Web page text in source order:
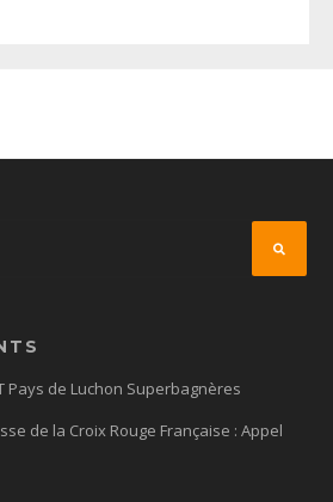
Pays de Luchon Superbagnères
de la Croix Rouge Française : Appel